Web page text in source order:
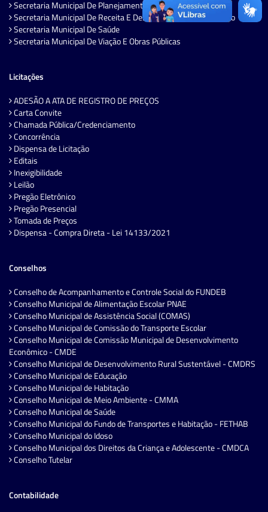
Secretaria Municipal De Planejamentos E Governo
Secretaria Municipal De Receita E Desenvolvimento Econômico
Secretaria Municipal De Saúde
Secretaria Municipal De Viação E Obras Públicas
Licitações
ADESÃO A ATA DE REGISTRO DE PREÇOS
Carta Convite
Chamada Pública/Credenciamento
Concorrência
Dispensa de Licitação
Editais
Inexigibilidade
Leilão
Pregão Eletrônico
Pregão Presencial
Tomada de Preços
Dispensa - Compra Direta - Lei 14133/2021
Conselhos
Conselho de Acompanhamento e Controle Social do FUNDEB
Conselho Municipal de Alimentação Escolar PNAE
Conselho Municipal de Assistência Social (COMAS)
Conselho Municipal de Comissão do Transporte Escolar
Conselho Municipal de Comissão Municipal de Desenvolvimento
Econômico - CMDE
Conselho Municipal de Desenvolvimento Rural Sustentável - CMDRS
Conselho Municipal de Educação
Conselho Municipal de Habitação
Conselho Municipal de Meio Ambiente - CMMA
Conselho Municipal de Saúde
Conselho Municipal do Fundo de Transportes e Habitação - FETHAB
Conselho Municipal do Idoso
Conselho Municipal dos Direitos da Criança e Adolescente - CMDCA
Conselho Tutelar
Contabilidade